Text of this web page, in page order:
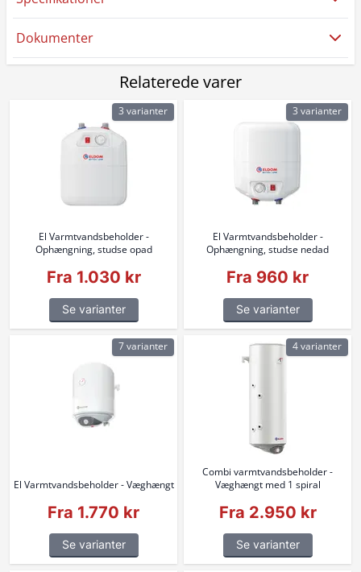
Dokumenter
Relaterede varer
El Varmtvandsbeholder -
Ophængning, studse opad
Fra 1.030 kr
Se varianter
3 varianter
El Varmtvandsbeholder -
Ophængning, studse nedad
Fra 960 kr
Se varianter
3 varianter
El Varmtvandsbeholder - Væghængt
Fra 1.770 kr
Se varianter
7 varianter
Combi varmtvandsbeholder -
Væghængt med 1 spiral
Fra 2.950 kr
Se varianter
4 varianter